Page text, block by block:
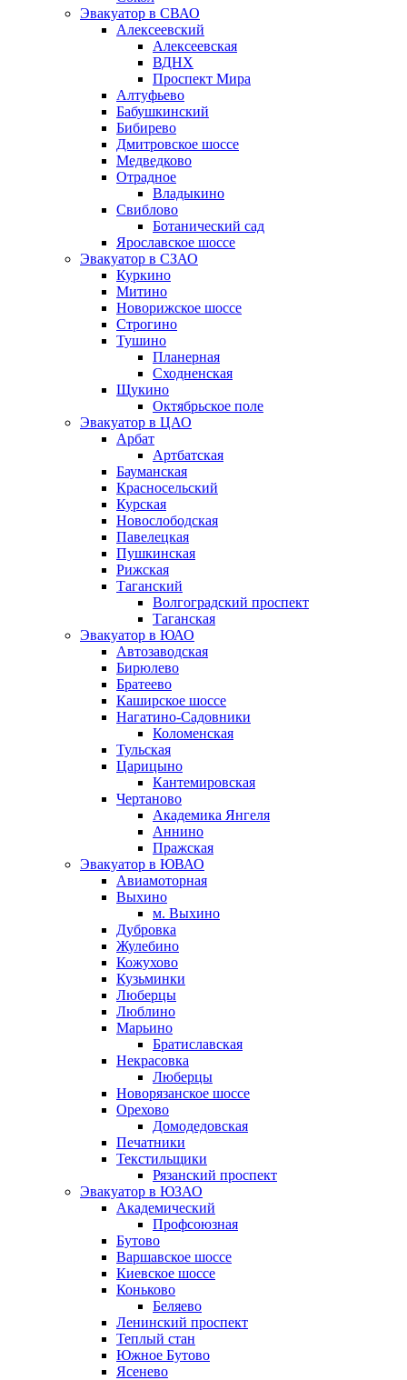
Эвакуатор в СВАО
Алексеевский
Алексеевская
ВДНХ
Проспект Мира
Алтуфьево
Бабушкинский
Бибирево
Дмитровское шоссе
Медведково
Отрадное
Владыкино
Свиблово
Ботанический сад
Ярославское шоссе
Эвакуатор в СЗАО
Куркино
Митино
Новорижское шоссе
Строгино
Тушино
Планерная
Сходненская
Щукино
Октябрьское поле
Эвакуатор в ЦАО
Арбат
Артбатская
Бауманская
Красносельский
Курская
Новослободская
Павелецкая
Пушкинская
Рижская
Таганский
Волгоградский проспект
Таганская
Эвакуатор в ЮАО
Автозаводская
Бирюлево
Братеево
Каширское шоссе
Нагатино-Садовники
Коломенская
Тульская
Царицыно
Кантемировская
Чертаново
Академика Янгеля
Аннино
Пражская
Эвакуатор в ЮВАО
Авиамоторная
Выхино
м. Выхино
Дубровка
Жулебино
Кожухово
Кузьминки
Люберцы
Люблино
Марьино
Братиславская
Некрасовка
Люберцы
Новорязанское шоссе
Орехово
Домодедовская
Печатники
Текстильщики
Рязанский проспект
Эвакуатор в ЮЗАО
Академический
Профсоюзная
Бутово
Варшавское шоссе
Киевское шоссе
Коньково
Беляево
Ленинский проспект
Теплый стан
Южное Бутово
Ясенево